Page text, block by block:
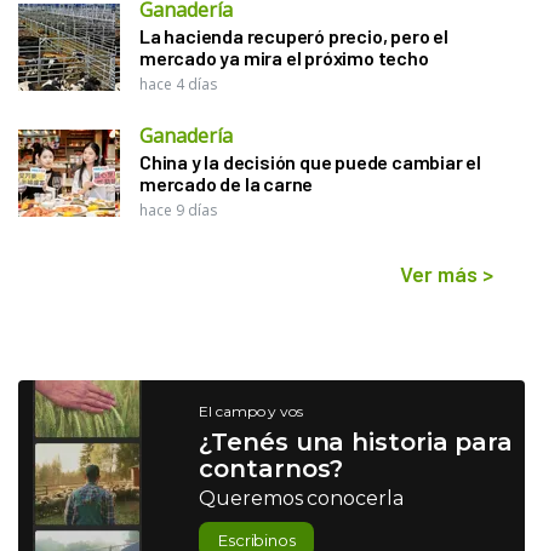
Ganadería
La hacienda recuperó precio, pero el
mercado ya mira el próximo techo
hace 4 días
Ganadería
China y la decisión que puede cambiar el
mercado de la carne
hace 9 días
Ver más >
El campo y vos
¿Tenés una historia para
contarnos?
Queremos conocerla
Escribinos